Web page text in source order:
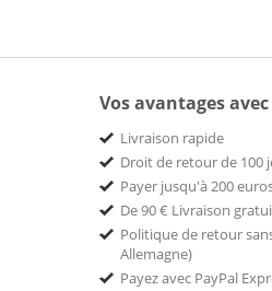
Vos avantages
Livraison rapide
Droit de retour de 100
Payer jusqu'à 200
De 90 € Livraison
Politique de retour
Allemagne)
Payez avec PayPal